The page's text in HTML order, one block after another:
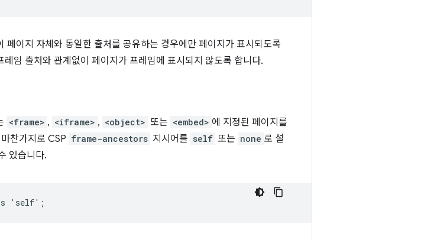
페이지 자체와 동일한 출처를 공유하는 경우에만 페이지가 표시되도록
레임 출처와 관계없이 페이지가 프레임에 표시되지 않도록 합니다.
<frame> , <iframe> , <object> 또는 <embed> 에 지정된 페이지를
찬가지로 CSP frame-ancestors 지시어를 self 또는 none 로 설
있습니다.